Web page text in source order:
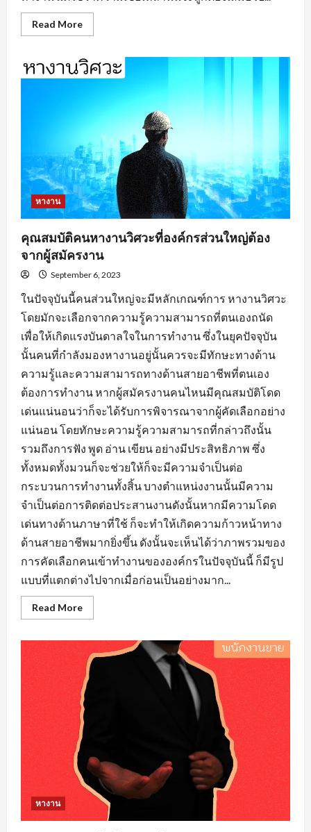
Read MoreRead
more
งาน
อยุธยา
ตาม
หางาน
คุณสมบัติคนหางานวิศวะที่องค์กรส่วนใหญ่ต้อง
จากผู้สมัครงาน
September 6, 2023
ในปัจจุบันนี้คนส่วนใหญ่จะมีหลักเกณฑ์การ หางานวิศวะ
โดยมักจะเลือกจากความรู้ความสามารถที่ตนเองถนัด
เพื่อให้เกิดแรงบันดาลใจในการทำงาน ซึ่งในยุคปัจจุบัน
นั้นคนที่กำลังมองหางานอยู่นั้นควรจะมีทักษะทางด้าน
ความรู้และความสามารถทางด้านสายอาชีพที่ตนเอง
ต้องการทำงาน หากผู้สมัครงานคนไหนมีคุณสมบัติโดด
เด่นแน่นอนว่าก็จะได้รับการพิจารณาจากผู้คัดเลือกอย่าง
แน่นอน โดยทักษะความรู้ความสามารถที่กล่าวถึงนั้น
รวมถึงการฟัง พูด อ่าน เขียน อย่างมีประสิทธิภาพ ซึ่ง
ทั้งหมดทั้งมวนก็จะช่วยให้ก็จะมีความจำเป็นต่อ
กระบวนการทำงานทั้งสิ้น บางตำแหน่งงานนั้นมีความ
จำเป็นต่อการติดต่อประสานงานดังนั้นหากมีความโดด
เด่นทางด้านภาษาที่ใช้ ก็จะทำให้เกิดความก้าวหน้าทาง
ด้านสายอาชีพมากยิ่งขึ้น ดังนั้นจะเห็นได้ว่าภาพรวมของ
การคัดเลือกคนเข้าทำงานขององค์กรในปัจจุบันนี้ ก็มีรูป
แบบที่แตกต่างไปจากเมื่อก่อนเป็นอย่างมาก...
Read MoreRead
more
หา
งาน
วิศวะ
ที่
องค์กร
ส่วน
ใหญ่
ต้อง
จาก
ผู้
งาน
หางาน